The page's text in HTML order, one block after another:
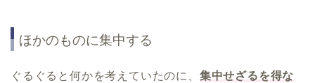
ほかのものに集中する
ぐるぐると何かを考えていたのに、 集中せざるを得な